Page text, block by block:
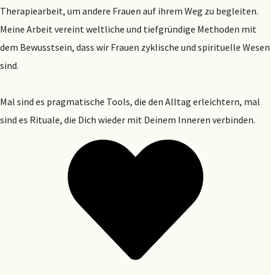
Therapiearbeit, um andere Frauen auf ihrem Weg zu begleiten.
Meine Arbeit vereint weltliche und tiefgründige Methoden mit
dem Bewusstsein, dass wir Frauen zyklische und spirituelle Wesen
sind.
Mal sind es pragmatische Tools, die den Alltag erleichtern, mal
sind es Rituale, die Dich wieder mit Deinem Inneren verbinden.